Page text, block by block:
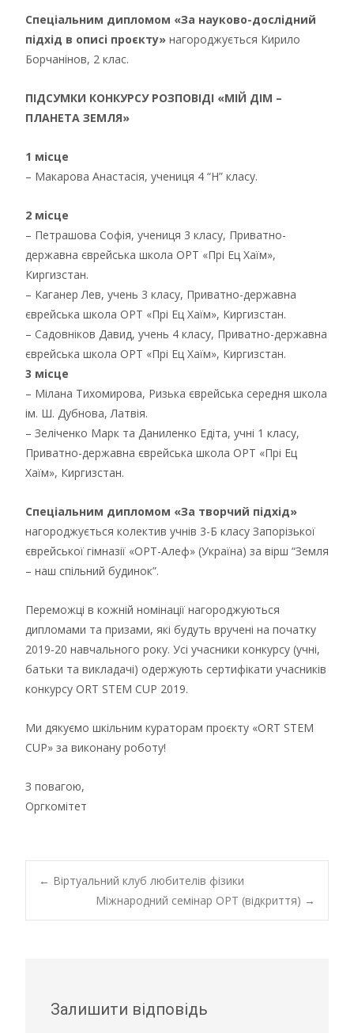
Спеціальним дипломом «За науково-дослідний
підхід в описі проєкту» нагороджується Кирило
Борчанінов, 2 клас.
ПІДСУМКИ КОНКУРСУ РОЗПОВІДІ «МІЙ ДІМ –
ПЛАНЕТА ЗЕМЛЯ»
1 місце
– Макарова Анастасія, учениця 4 “Н” класу.
2 місце
– Петрашова Софія, учениця 3 класу, Приватно-
державна єврейська школа ОРТ «Прі Ец Хаїм»,
Киргизстан.
– Каганер Лев, учень 3 класу, Приватно-державна
єврейська школа ОРТ «Прі Ец Хаїм», Киргизстан.
– Садовніков Давид, учень 4 класу, Приватно-державна
єврейська школа ОРТ «Прі Ец Хаїм», Киргизстан.
3 місце
– Мілана Тихомирова, Ризька єврейська середня школа
ім. Ш. Дубнова, Латвія.
– Зеліченко Марк та Даниленко Едіта, учні 1 класу,
Приватно-державна єврейська школа ОРТ «Прі Ец
Хаїм», Киргизстан.
Спеціальним дипломом «За творчий підхід»
нагороджується колектив учнів 3-Б класу Запорізької
єврейської гімназії «ОРТ-Алеф» (Україна) за вірш “Земля
– наш спільний будинок”.
Переможці в кожній номінації нагороджуються
дипломами та призами, які будуть вручені на початку
2019-20 навчального року. Усі учасники конкурсу (учні,
батьки та викладачі) одержують сертифікати учасників
конкурсу ORT STEM CUP 2019.
Ми дякуємо шкільним кураторам проєкту «ORT STEM
CUP» за виконану роботу!
З повагою,
Оргкомітет
Post
← Віртуальний клуб любителів фізики
Міжнародний семінар ОРТ (відкриття) →
Залишити відповідь